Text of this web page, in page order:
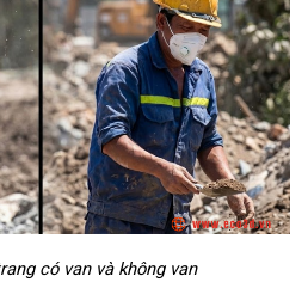
có van và không van